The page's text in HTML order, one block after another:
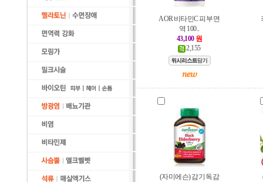
AOR 비타민C 피부 면
역 100..
43,100 원
2,155
(자미에슨) 감기 독감